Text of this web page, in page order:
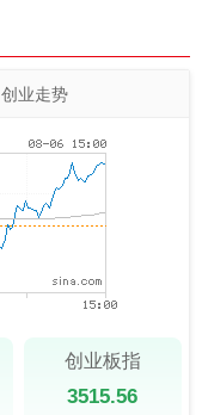
创业走势
创业板指
3515.56